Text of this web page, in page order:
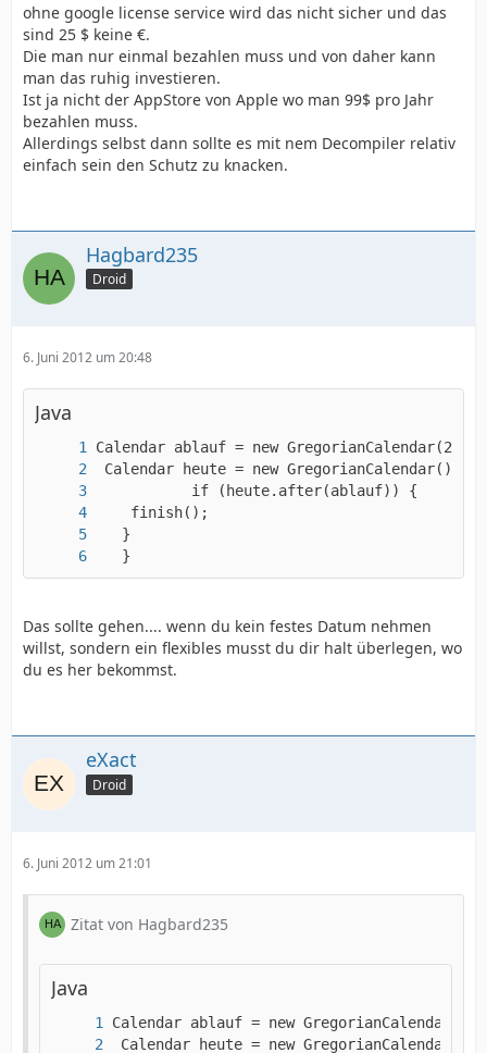
ohne google license service wird das nicht sicher und das
sind 25 $ keine €.
Die man nur einmal bezahlen muss und von daher kann
man das ruhig investieren.
Ist ja nicht der AppStore von Apple wo man 99$ pro Jahr
bezahlen muss.
Allerdings selbst dann sollte es mit nem Decompiler relativ
einfach sein den Schutz zu knacken.
Hagbard235
Droid
6. Juni 2012 um 20:48
Java
   }
Das sollte gehen.... wenn du kein festes Datum nehmen
willst, sondern ein flexibles musst du dir halt überlegen, wo
du es her bekommst.
eXact
Droid
6. Juni 2012 um 21:01
Zitat von Hagbard235
Java